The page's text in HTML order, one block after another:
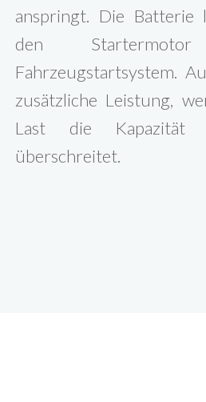
anspringt. Die Batterie
den
Fahrzeugstartsystem.
zusätzliche Leistung,
Last die Kapazität
überschreitet.